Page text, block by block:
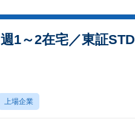
1～2在宅／東証STD
上場企業